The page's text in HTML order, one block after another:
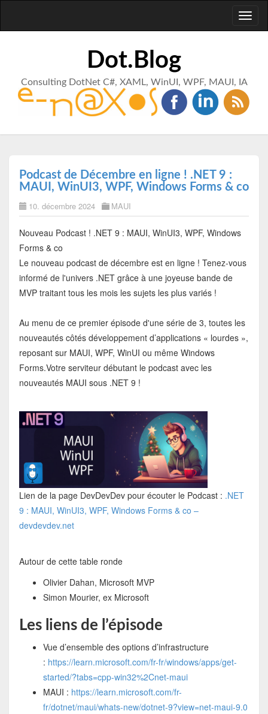
Dot.Blog
Consulting DotNet C#, XAML, WinUI, WPF, MAUI, IA
Podcast de Décembre en ligne ! .NET 9 :
MAUI, WinUI3, WPF, Windows Forms & co
10. décembre 2024 MAUI
Nouveau Podcast ! .NET 9 : MAUI, WinUI3, WPF, Windows
Forms & co
Le nouveau podcast de décembre est en ligne ! Tenez-vous
informé de l'univers .NET grâce à une joyeuse bande de
MVP traitant tous les mois les sujets les plus variés !
Au menu de ce premier épisode d'une série de 3, toutes les
nouveautés côtés développement d’applications « lourdes »,
reposant sur MAUI, WPF, WinUI ou même Windows
Forms.Votre serviteur débutant le podcast avec les
nouveautés MAUI sous .NET 9 !
Lien de la page DevDevDev pour écouter le Podcast : .NET
9 : MAUI, WinUI3, WPF, Windows Forms & co –
devdevdev.net
Autour de cette table ronde
Olivier Dahan, Microsoft MVP
Simon Mourier, ex Microsoft
Les liens de l’épisode
Vue d’ensemble des options d’infrastructure
: https://learn.microsoft.com/fr-fr/windows/apps/get-
started/?tabs=cpp-win32%2Cnet-maui
MAUI : https://learn.microsoft.com/fr-
fr/dotnet/maui/whats-new/dotnet-9?view=net-maui-9.0